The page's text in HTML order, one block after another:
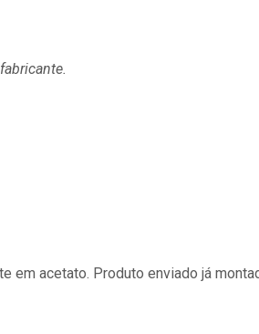
em acetato. Produto enviado já